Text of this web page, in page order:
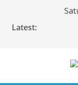
content
Latest: